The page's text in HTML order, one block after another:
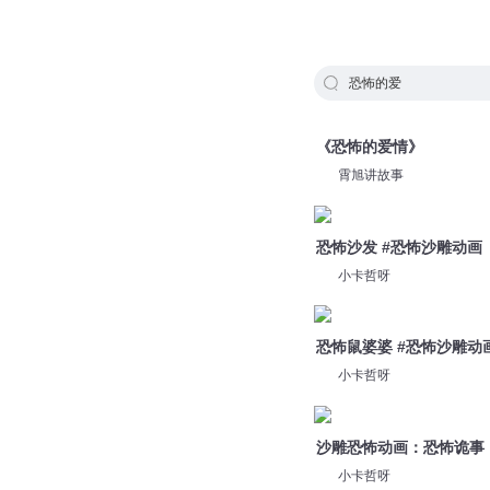
恐怖的爱
《恐怖的爱情》
霄旭讲故事
恐怖沙发 #恐怖沙雕动画
小卡哲呀
恐怖鼠婆婆 #恐怖沙雕动
小卡哲呀
沙雕恐怖动画：恐怖诡事
小卡哲呀